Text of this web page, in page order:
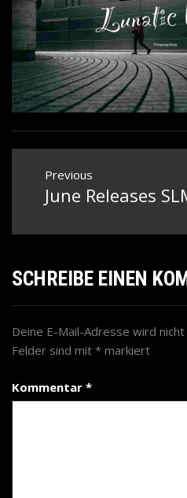
Previous
Previous
June Releases
SCHREIBE EINEN
Deine E-Mail-Adresse wird
Felder sind mit * markiert
Kommentar *